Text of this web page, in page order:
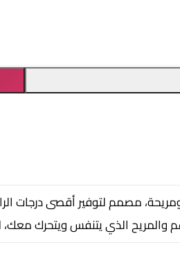
مصمم لتوفير أقصى درجات
والمريح الذي يتنفس ويتحرك